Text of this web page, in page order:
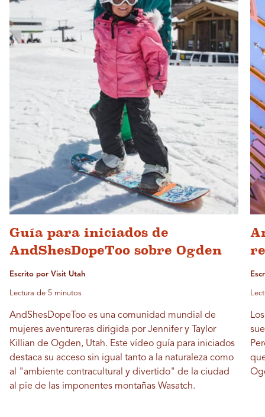
Guía para iniciados de
AndShesDopeToo sobre Ogden
Escrito por Visit Utah
Lectura de 5 minutos
AndShesDopeToo es una comunidad mundial de
mujeres aventureras dirigida por Jennifer y Taylor
Killian de Ogden, Utah. Este vídeo guía para iniciados
destaca su acceso sin igual tanto a la naturaleza como
al "ambiente contracultural y divertido" de la ciudad
al pie de las imponentes montañas Wasatch.